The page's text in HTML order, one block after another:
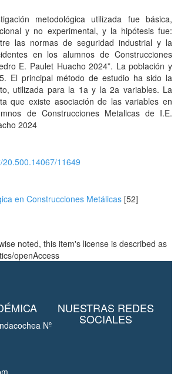
metodológica utilizada fue básica,
y no experimental, y la hipótesis fue:
las normas de seguridad industrial y la
en los alumnos de Construcciones
E. Paulet Huacho 2024”. La población y
El principal método de estudio ha sido la
utilizada para la 1a y la 2a variables. La
que existe asociación de las variables en
de Construcciones Metalicas de I.E.
2024
11649
en Construcciones Metálicas [52]
noted, this item's license is described as
openAccess
Nº
NUESTRAS REDES
SOCIALES